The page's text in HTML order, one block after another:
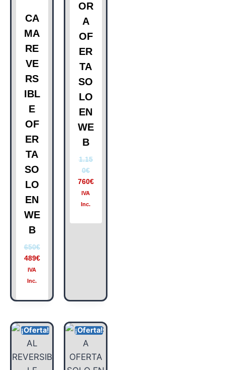
CA
MA
RE
VE
RS
IBL
E
OF
ER
TA
SO
LO
EN
WE
B
650€
489€
IVA
Inc.
OR
A
OF
ER
TA
SO
LO
EN
WE
B
1.15
0€
760€
IVA
Inc.
¡Oferta! ¡Oferta!